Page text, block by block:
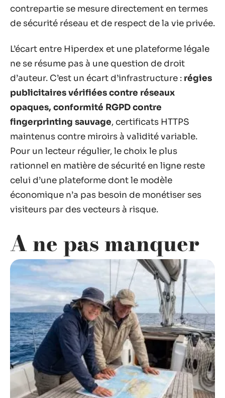
contrepartie se mesure directement en termes
de sécurité réseau et de respect de la vie privée.
L’écart entre Hiperdex et une plateforme légale
ne se résume pas à une question de droit
d’auteur. C’est un écart d’infrastructure : régies
publicitaires vérifiées contre réseaux
opaques, conformité RGPD contre
fingerprinting sauvage, certificats HTTPS
maintenus contre miroirs à validité variable.
Pour un lecteur régulier, le choix le plus
rationnel en matière de sécurité en ligne reste
celui d’une plateforme dont le modèle
économique n’a pas besoin de monétiser ses
visiteurs par des vecteurs à risque.
A ne pas manquer